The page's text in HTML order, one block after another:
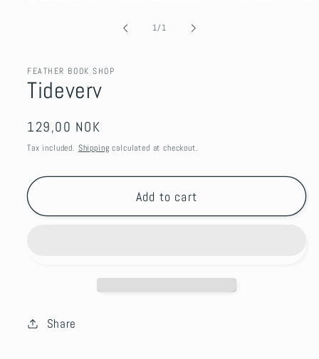
1/of1
FEATHER BOOK SHOP
Tideverv
Regular
price
129,00 NOK
Tax included. Shipping calculated at checkout.
Add to cart
Share